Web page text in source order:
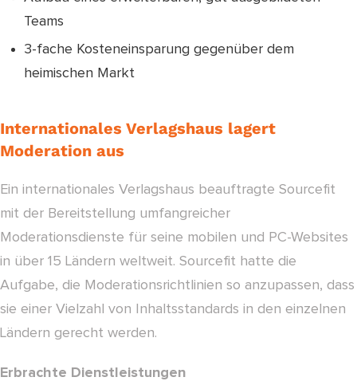
Teams
3-fache Kosteneinsparung gegenüber dem
heimischen Markt
Internationales Verlagshaus lagert
Moderation aus
Ein internationales Verlagshaus beauftragte Sourcefit
mit der Bereitstellung umfangreicher
Moderationsdienste für seine mobilen und PC-Websites
in über 15 Ländern weltweit. Sourcefit hatte die
Aufgabe, die Moderationsrichtlinien so anzupassen, dass
sie einer Vielzahl von Inhaltsstandards in den einzelnen
Ländern gerecht werden.
Erbrachte Dienstleistungen